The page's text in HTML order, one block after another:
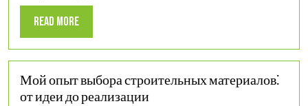
Read MoreRead
More
Мой опыт выбора строительных материалов⁚
от идеи до реализации